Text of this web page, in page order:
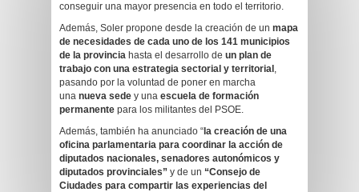
conseguir una mayor presencia en todo el territorio.
Además, Soler propone desde la creación de un mapa
de necesidades de cada uno de los 141 municipios
de la provincia hasta el desarrollo de un plan de
trabajo con una estrategia sectorial y territorial ,
pasando por la voluntad de poner en marcha
una nueva sede y una escuela de formación
permanente para los militantes del PSOE.
Además, también ha anunciado “ la creación de una
oficina parlamentaria para coordinar la acción de
diputados nacionales, senadores autonómicos y
diputados provinciales” y de un “Consejo de
Ciudades para compartir las experiencias del